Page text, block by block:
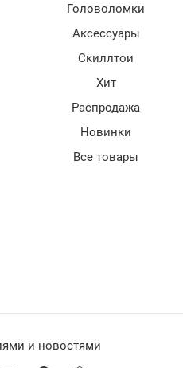
Головоломки
Аксессуары
Скиллтои
Хит
Распродажа
Новинки
Все товары
и новостями